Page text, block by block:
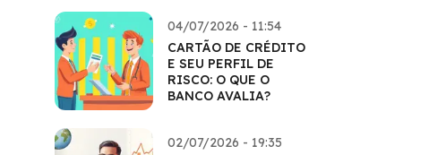
04/07/2026 - 11:54
CARTÃO DE CRÉDITO
E SEU PERFIL DE
RISCO: O QUE O
BANCO AVALIA?
02/07/2026 - 19:35